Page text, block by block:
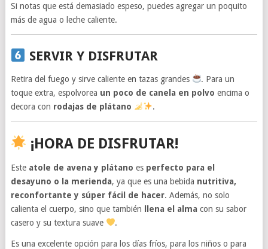
Si notas que está demasiado espeso, puedes agregar un poquito
más de agua o leche caliente.
SERVIR Y DISFRUTAR
Retira del fuego y sirve caliente en tazas grandes
. Para un
toque extra, espolvorea un poco de canela en polvo encima o
decora con rodajas de plátano .
¡HORA DE DISFRUTAR!
Este atole de avena y plátano es perfecto para el
desayuno o la merienda, ya que es una bebida nutritiva,
reconfortante y súper fácil de hacer. Además, no solo
calienta el cuerpo, sino que también
llena el alma con su sabor
casero y su textura suave
.
Es una excelente opción para los días fríos, para los niños o para